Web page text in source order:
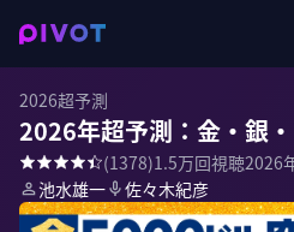
2026超予測
2026年超予測：金・銀
(1378)1.5万回視聴2026
池水雄一
佐々木紀彦